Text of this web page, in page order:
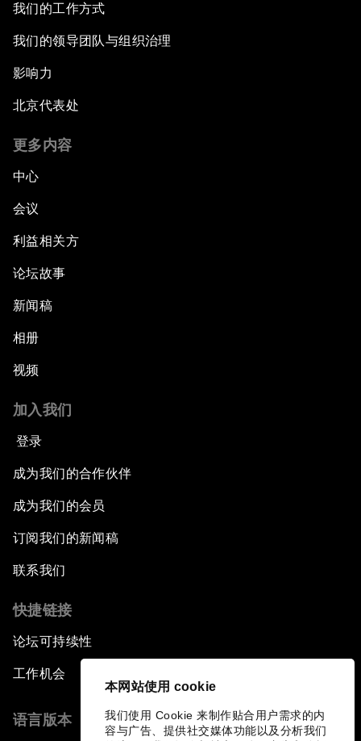
本网站使用 cookie
我们使用 Cookie 来制作贴合用户需求的内
容与广告、提供社交媒体功能以及分析我们
我们的工作方式
我们的领导团队与组织治理
影响力
北京代表处
更多内容
中心
会议
利益相关方
论坛故事
新闻稿
相册
视频
加入我们
登录
成为我们的合作伙伴
成为我们的会员
订阅我们的新闻稿
联系我们
快捷链接
论坛可持续性
工作机会
语言版本